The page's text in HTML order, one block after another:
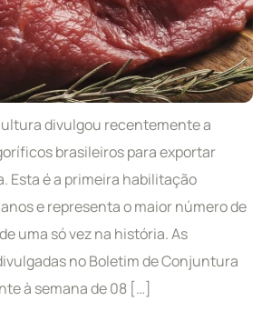
divulgou recentemente a
brasileiros para exportar
Esta é a primeira habilitação
e representa o maior número de
uma só vez na história. As
no Boletim de Conjuntura
à semana de 08 […]